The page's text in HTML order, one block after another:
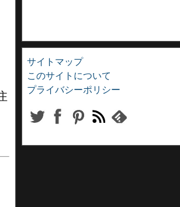
サイトマップ
このサイトについて
プライバシーポリシー